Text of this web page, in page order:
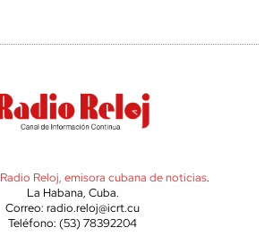
Radio Reloj, emisora cubana de noticias.
La Habana, Cuba.
Correo: radio.reloj@icrt.cu
Teléfono: (53) 78392204